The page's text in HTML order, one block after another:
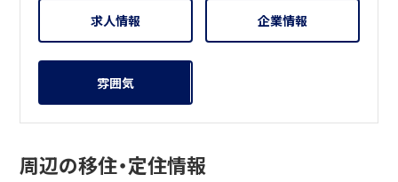
求人情報 企業情報
雰囲気
周辺の移住・定住情報